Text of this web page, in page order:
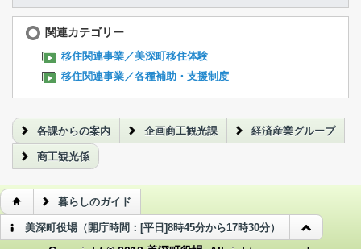
関連カテゴリー
移住関連事業／美深町移住体験
移住関連事業／各種補助・支援制度
各課からの案内 企画商工観光課 経済産業グループ
商工観光係
暮らしのガイド
美深町役場（開庁時間：[平日]8時45分から17時30分）